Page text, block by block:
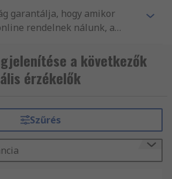
garantálja, hogy amikor
rendelnek nálunk, a
termékeket vásárolják.
magas minőségére méltán
A(z) Látásérzékelő
szabályozástechnikai
az üzletág
készletezett termékvonalai.
kiszállítási szolgáltatásunk
a következők
érzékelők
Szűrés